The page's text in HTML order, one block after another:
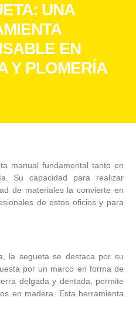
UNA
EN
Y PLOMERÍA
manual fundamental tanto en
Su capacidad para realizar
de materiales la convierte en
de estos oficios y para
la segueta se destaca por su
por un marco en forma de
delgada y dentada, permite
en madera. Esta herramienta